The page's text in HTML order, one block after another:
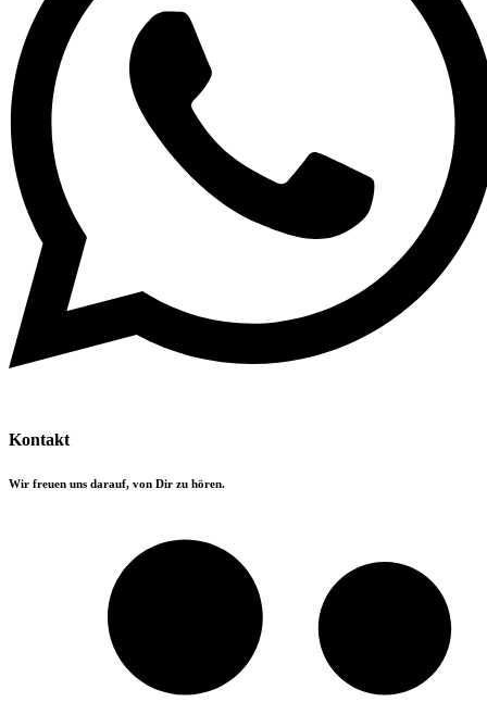
Kontakt
Wir freuen uns darauf, von Dir zu hören.